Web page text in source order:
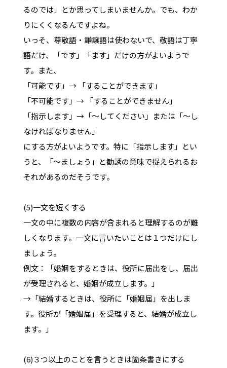
るのでは」とか思ってしまいませんか。でも、わか
りにくくなるんですよね。
いっそ、尊敬語・謙譲語は使わないで、敬語は丁寧
語だけ、「です」「ます」だけの方がよいようで
す。また、
「可能です」→ 「することができます」
「不可能です」→ 「することができません」
「指示します」→「～してください」または「～し
なければなりません」
にする方がよいようです。特に「指示します」とい
うと、「～ましょう」と勧誘の意味で捉えられるお
それがあるのだそうです。
(5)一文を短くする
一文の中に複数の内容が含まれると理解するのが難
しくなります。一文に言いたいことは１つだけにし
ましょう。
例文：「婚姻をするときは、役所に届出をし、届出
が受理されると、婚姻が成立します。」
→「結婚するときは、役所に「婚姻届」を出しま
す。役所が「婚姻届」を受理すると、結婚が成立し
ます。」
(6)３つ以上のことを言うときは箇条書きにする